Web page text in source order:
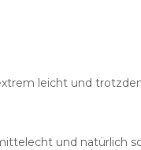
leicht und
und natürlich